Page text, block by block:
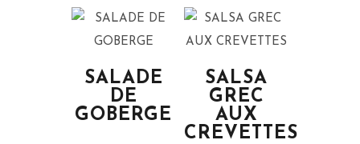
SALADE
DE
GOBERGE
SALSA
GREC
AUX
CREVETTES